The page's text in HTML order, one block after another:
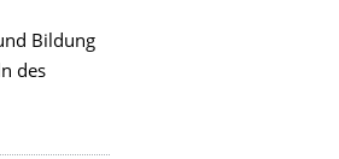
Bildung
des